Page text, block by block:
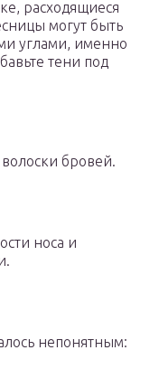
расходящиеся
могут быть
углами, именно
тени под
бровей.
носа и
непонятным: